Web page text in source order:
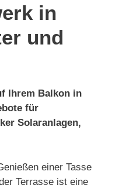
in
und
Ihrem Balkon in
für
Solaranlagen,
einer Tasse
Terrasse ist eine